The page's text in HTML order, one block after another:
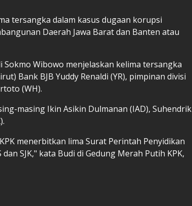
tersangka dalam kasus dugaan korupsi
Daerah Jawa Barat dan Banten atau
Sokmo Wibowo menjelaskan kelima tersangka
Bank BJB Yuddy Renaldi (YR), pimpinan divisi
(WH).
masing Ikin Asikin Dulmanan (IAD), Suhendrik
menerbitkan lima Surat Perintah Penyidikan
SJK," kata Budi di Gedung Merah Putih KPK,